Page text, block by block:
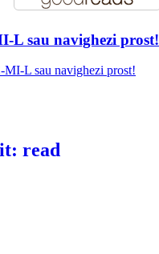
L sau navighezi prost!
MI-L sau navighezi prost!
read